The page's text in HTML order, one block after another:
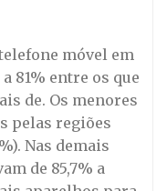
móvel em
81% entre os que
de. Os menores
pelas regiões
Nas demais
de 85,7% a